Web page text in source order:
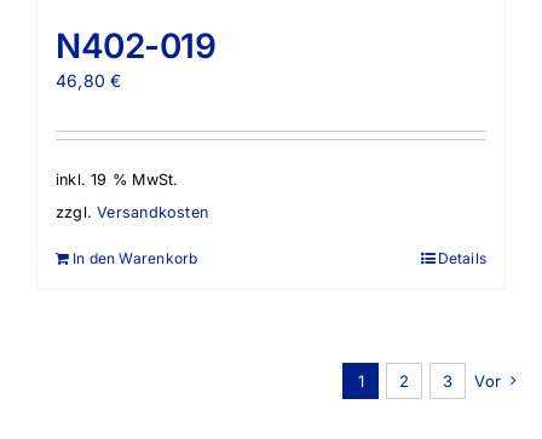
N402-019
46,80€
inkl. 19 % MwSt.
zzgl.Versandkosten
In den Warenkorb Details
1 2 3 Vor